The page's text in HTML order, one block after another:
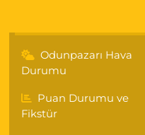
Odunpazarı Hava
Durumu
Puan Durumu ve
Fikstür